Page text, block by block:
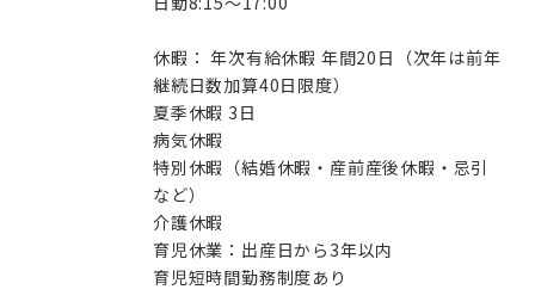
休暇： 年次有給休暇 年間20日（次年は前年
継続日数加算40日限度）
夏季休暇 3日
病気休暇
特別休暇（結婚休暇・産前産後休暇・忌引
など）
介護休暇
育児休業：出産日から3年以内
育児短時間勤務制度あり